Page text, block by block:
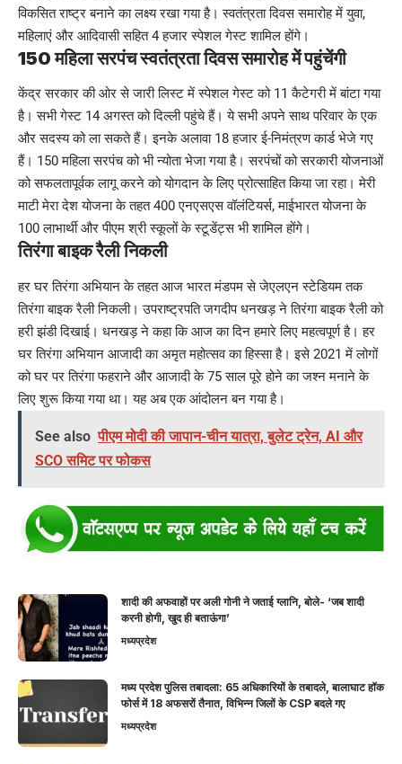
विकसित राष्ट्र बनाने का लक्ष्य रखा गया है। स्वतंत्रता दिवस समारोह में युवा,
महिलाएं और आदिवासी सहित 4 हजार स्पेशल गेस्ट शामिल होंगे।
150 महिला सरपंच स्वतंत्रता दिवस समारोह में पहुंचेंगी
केंद्र सरकार की ओर से जारी लिस्ट में स्पेशल गेस्ट को 11 कैटेगरी में बांटा गया
है। सभी गेस्ट 14 अगस्त को दिल्ली पहुंचे हैं। ये सभी अपने साथ परिवार के एक
और सदस्य को ला सकते हैं। इनके अलावा 18 हजार ई-निमंत्रण कार्ड भेजे गए
हैं। 150 महिला सरपंच को भी न्योता भेजा गया है। सरपंचों को सरकारी योजनाओं
को सफलतापूर्वक लागू करने को योगदान के लिए प्रोत्साहित किया जा रहा। मेरी
माटी मेरा देश योजना के तहत 400 एनएसएस वॉलंटियर्स, माईभारत योजना के
100 लाभार्थी और पीएम श्री स्कूलों के स्टूडेंट्स भी शामिल होंगे।
तिरंगा बाइक रैली निकली
हर घर तिरंगा अभियान के तहत आज भारत मंडपम से जेएलएन स्टेडियम तक
तिरंगा बाइक रैली निकली। उपराष्ट्रपति जगदीप धनखड़ ने तिरंगा बाइक रैली को
हरी झंडी दिखाई। धनखड़ ने कहा कि आज का दिन हमारे लिए महत्वपूर्ण है। हर
घर तिरंगा अभियान आजादी का अमृत महोत्सव का हिस्सा है। इसे 2021 में लोगों
को घर पर तिरंगा फहराने और आजादी के 75 साल पूरे होने का जश्न मनाने के
लिए शुरू किया गया था। यह अब एक आंदोलन बन गया है।
See also पीएम मोदी की जापान-चीन यात्रा, बुलेट ट्रेन, AI और
SCO समिट पर फोकस
शादी की अफवाहों पर अली गोनी ने जताई ग्लानि, बोले- ‘जब शादी
करनी होगी, खुद ही बताऊंगा’
मध्यप्रदेश
मध्य प्रदेश पुलिस तबादला: 65 अधिकारियों के तबादले, बालाघाट हॉक
फोर्स में 18 अफसरों तैनात, विभिन्न जिलों के CSP बदले गए
मध्यप्रदेश